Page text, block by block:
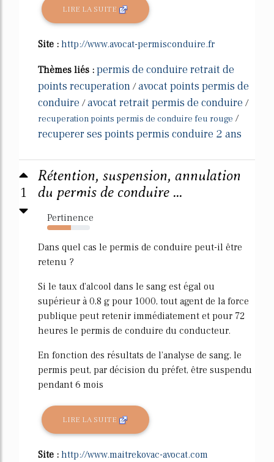
LIRE LA SUITE
Site : http://www.avocat-permisconduire.fr
Thèmes liés : permis de conduire retrait de
points recuperation /avocat points permis de
conduire /avocat retrait permis de conduire /
recuperation points permis de conduire feu rouge /
recuperer ses points permis conduire 2 ans
1
Rétention, suspension, annulation
du permis de conduire ...
Pertinence
56%
Dans quel cas le permis de conduire peut-il être
retenu ?
Si le taux d'alcool dans le sang est égal ou
supérieur à 0,8 g pour 1000, tout agent de la force
publique peut retenir immédiatement et pour 72
heures le permis de conduire du conducteur.
En fonction des résultats de l'analyse de sang, le
permis peut, par décision du préfet, être suspendu
pendant 6 mois
LIRE LA SUITE
Site : http://www.maitrekovac-avocat.com